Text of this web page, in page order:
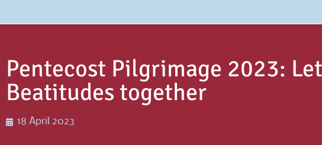
Pentecost Pilgrimage 2023:
Beatitudes together
18 April 2023